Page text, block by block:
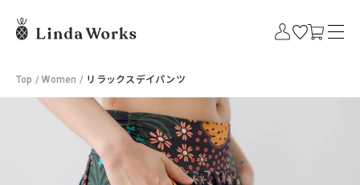
Top /Women / リラックスデイパンツ